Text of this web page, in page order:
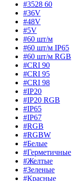
#3528 60
#36V
#48V
#5V
#60 шт/м
#60 шт/м IP65
#60 шт/м RGB
#CRI 90
#CRI 95
#CRI 98
#IP20
#IP20 RGB
#IP65
#IP67
#RGB
#RGBW
#Белые
#Герметичные
#Желтые
#Зеленые
#Красные